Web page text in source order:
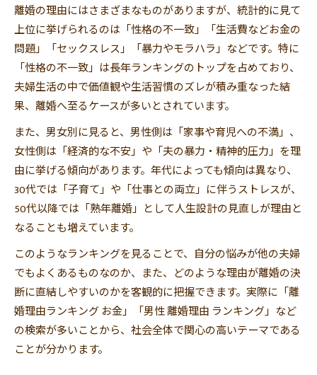
性格の不一致で離婚を選ぶ決断の背景
性格の違いによる離婚理由チェック法
お金とレス問題が与える離婚の影響
離婚理由ランキングで目立つお金の問題
レスが離婚理由になる家庭の特徴
生活費や浪費が離婚理由となる実態
経済問題とレスの離婚理由を比較する
男性と女性で異なる離婚理由の違い
男性に多い離婚理由ランキングの傾向
女性側の離婚理由にみる特徴と背景
男女で異なる離婚理由の代表例まとめ
離婚理由を性別で比較する際の注意点
離婚理由ランキングにみる男女の違い
子供がいる場合の離婚のリアルな悩み
子供がいる家庭の離婚理由を考える視点
離婚の理由にはさまざまなものがありますが、統計的に見て
上位に挙げられるのは「性格の不一致」「生活費などお金の
問題」「セックスレス」「暴力やモラハラ」などです。特に
「性格の不一致」は長年ランキングのトップを占めており、
夫婦生活の中で価値観や生活習慣のズレが積み重なった結
果、離婚へ至るケースが多いとされています。
また、男女別に見ると、男性側は「家事や育児への不満」、
女性側は「経済的な不安」や「夫の暴力・精神的圧力」を理
由に挙げる傾向があります。年代によっても傾向は異なり、
30代では「子育て」や「仕事との両立」に伴うストレスが、
50代以降では「熟年離婚」として人生設計の見直しが理由と
なることも増えています。
このようなランキングを見ることで、自分の悩みが他の夫婦
でもよくあるものなのか、また、どのような理由が離婚の決
断に直結しやすいのかを客観的に把握できます。実際に「離
婚理由ランキング お金」「男性 離婚理由 ランキング」など
の検索が多いことから、社会全体で関心の高いテーマである
ことが分かります。